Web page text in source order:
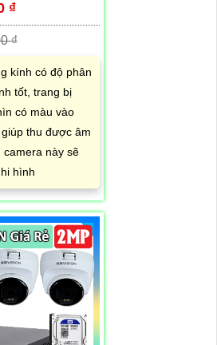
₫
₫
kính có độ phân
tốt, trang bị
có màu vào
thu được âm
này sẽ
hình